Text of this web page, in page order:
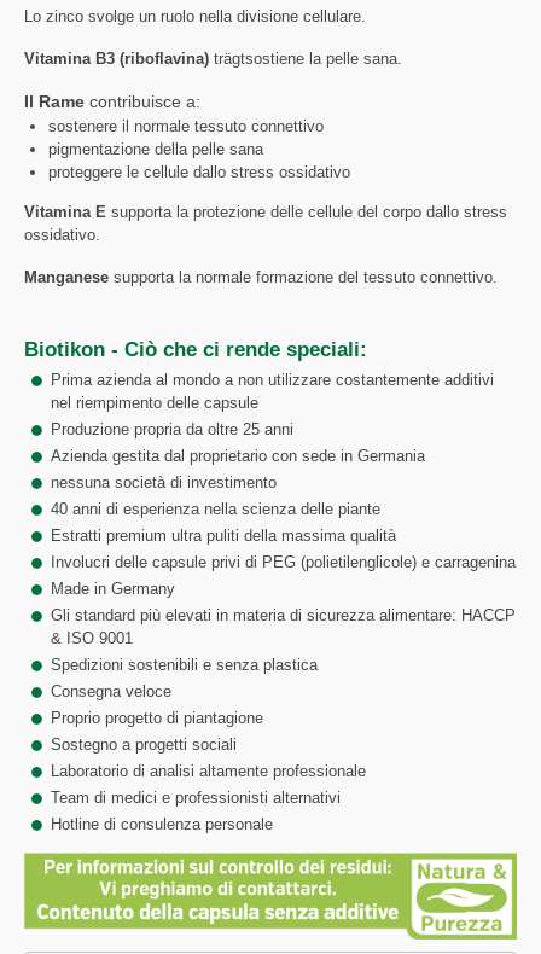
Lo zinco svolge un ruolo nella divisione cellulare.
Vitamina B3 (riboflavina) trägtsostiene la pelle sana.
Il Rame contribuisce a:
sostenere il normale tessuto connettivo
pigmentazione della pelle sana
proteggere le cellule dallo stress ossidativo
Vitamina E supporta la protezione delle cellule del corpo dallo stress
ossidativo.
Manganese supporta la normale formazione del tessuto connettivo.
Biotikon - Ciò che ci rende speciali:
Prima azienda al mondo a non utilizzare costantemente additivi
nel riempimento delle capsule
Produzione propria da oltre 25 anni
Azienda gestita dal proprietario con sede in Germania
nessuna società di investimento
40 anni di esperienza nella scienza delle piante
Estratti premium ultra puliti della massima qualità
Involucri delle capsule privi di PEG (polietilenglicole) e carragenina
Made in Germany
Gli standard più elevati in materia di sicurezza alimentare: HACCP
& ISO 9001
Spedizioni sostenibili e senza plastica
Consegna veloce
Proprio progetto di piantagione
Sostegno a progetti sociali
Laboratorio di analisi altamente professionale
Team di medici e professionisti alternativi
Hotline di consulenza personale